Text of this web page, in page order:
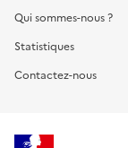
Qui sommes-nous ?
Statistiques
Contactez-nous